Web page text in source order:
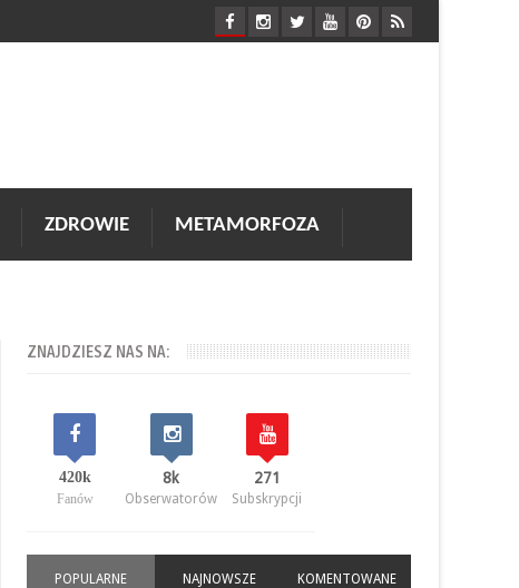
ZDROWIE METAMORFOZA
ZNAJDZIESZ NAS NA:
420k
Fanów
8k
Obserwatorów
271
Subskrypcji
POPULARNE NAJNOWSZE KOMENTOWANE